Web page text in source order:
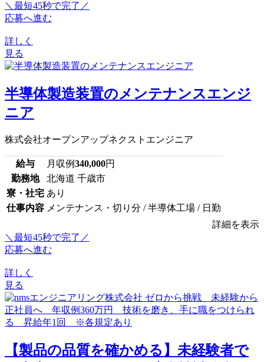
＼最短45秒で完了／
応募へ進む
詳しく
見る
半導体製造装置のメンテナンスエンジ
ニア
株式会社オープンアップネクストエンジニア
給与 月収例340,000円
勤務地
北海道 千歳市
寮・社宅 あり
仕事内容 メンテナンス・切り分 / 半導体工場 / 日勤
詳細を表示
＼最短45秒で完了／
応募へ進む
詳しく
見る
【製品の品質を確かめる】未経験者で